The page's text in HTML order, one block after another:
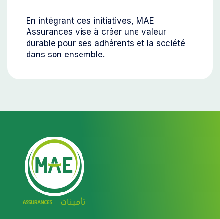
En intégrant ces initiatives, MAE
Assurances vise à créer une valeur
durable pour ses adhérents et la société
dans son ensemble.